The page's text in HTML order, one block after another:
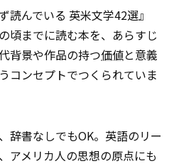
読んでいる 英米文学42選』
頃までに読む本を、あらすじ
背景や作品の持つ価値と意義
コンセプトでつくられていま
辞書なしでもOK。英語のリー
アメリカ人の思想の原点にも